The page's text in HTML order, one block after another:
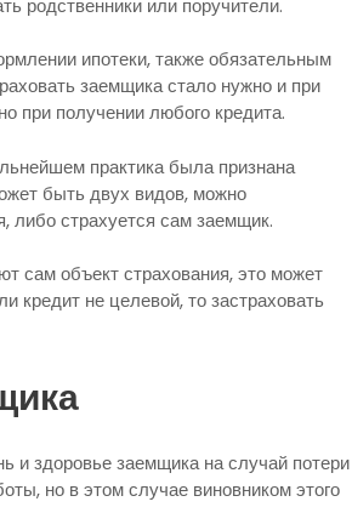
ипотеки, также обязательным
заемщика стало нужно и при
при получении любого кредита.
практика была признана
быть двух видов, можно
либо страхуется сам заемщик.
сам объект страхования, это может
кредит не целевой, то застраховать
и здоровье заемщика на случай потери
но в этом случае виновником этого